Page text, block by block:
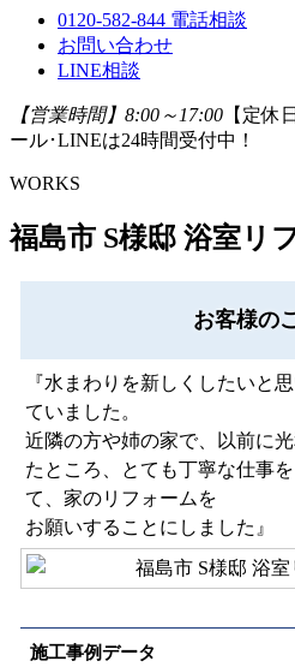
0120-582-844 電話相談
お問い合わせ
LINE相談
【営業時間】8:00～17:00 【定休
ール･LINEは24時間受付中！
WORKS
福島市 S様邸 浴室リ
お客様の
『水まわりを新しくしたいと
ていました。
近隣の方や姉の家で、以前に
たところ、とても丁寧な仕事
て、家のリフォームを
お願いすることにしました』
施工事例データ